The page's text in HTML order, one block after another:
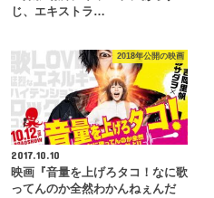
じ、エキストラ…
2018年公開の映画
2017.10.10
映画『音量を上げろタコ！なに歌
ってんのか全然わかんねぇんだ